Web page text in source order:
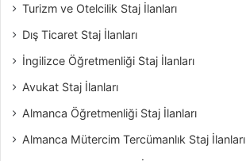
Turizm ve Otelcilik Staj İlanları
Dış Ticaret Staj İlanları
İngilizce Öğretmenliği Staj İlanları
Avukat Staj İlanları
Almanca Öğretmenliği Staj İlanları
Almanca Mütercim Tercümanlık Staj İlanları